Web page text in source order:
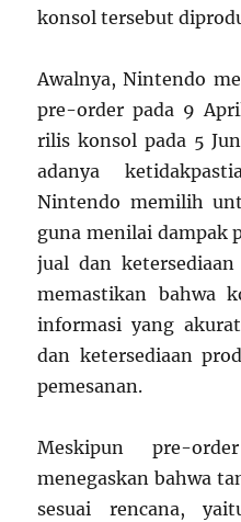
konsol tersebut
Awalnya, Nintendo
pre-order pada 9
rilis konsol pada 5
adanya
Nintendo memilih
guna menilai dampak
jual dan
memastikan bahwa
informasi yang
dan ketersediaan
pemesanan.
Meskipun pre-
menegaskan bahwa
sesuai rencana,